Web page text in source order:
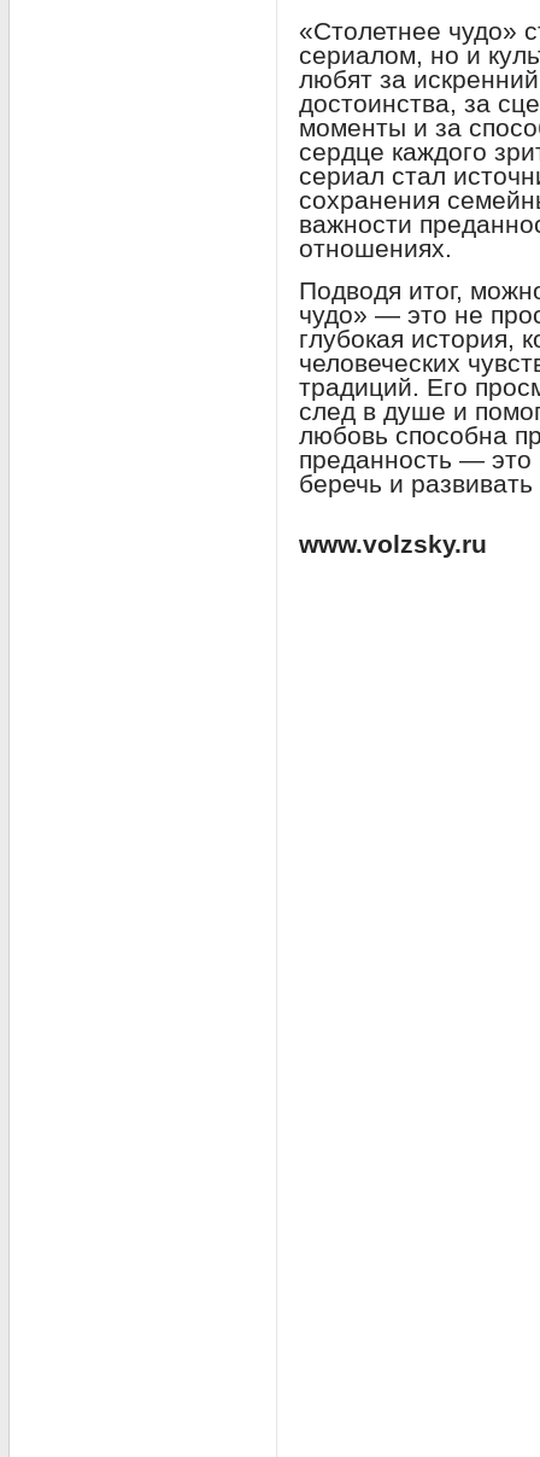
«Столетнее чудо»
сериалом, но и
любят за
достоинства, за
моменты и за
сердце каждого
сериал стал
сохранения
важности
отношениях.
Подводя итог,
чудо» — это не
глубокая история,
человеческих
традиций. Его
след в душе и
любовь способна
преданность — это
беречь и
www.volzsky.ru